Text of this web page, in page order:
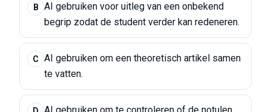
B
AI gebruiken voor uitleg van een onbekend
begrip zodat de student verder kan redeneren.
C
AI gebruiken om een theoretisch artikel samen
te vatten.